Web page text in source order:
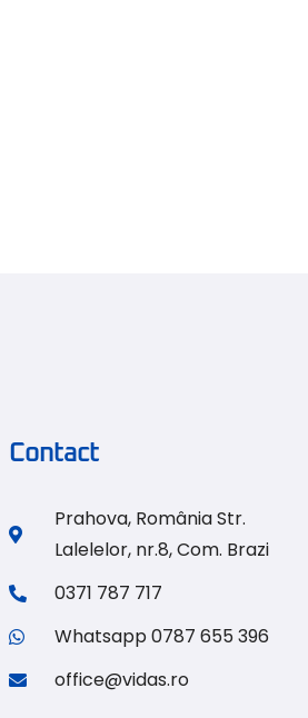
Contact
Prahova, România Str.
Lalelelor, nr.8, Com. Brazi
0371 787 717
Whatsapp 0787 655 396
office@vidas.ro